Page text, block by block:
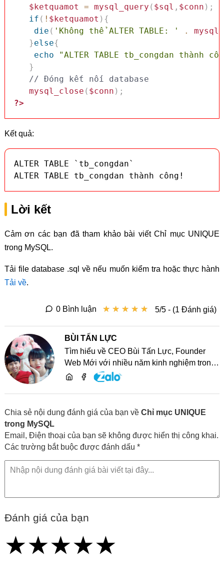
$ketquamot = mysql_query ( $sql , $conn ) ;
if ( ! $ketquamot ) {
die ( 'Không thể ALTER TABLE: ' .
}else{
echo
"ALTER TABLE tb_congdan thành
}
// Đóng kết nối database
mysql_close ( $conn ) ;
?>
Kết quả:
ALTER TABLE `tb_congdan`
ALTER TABLE tb_congdan thành công!
Lời kết
Cảm ơn các bạn đã tham khảo bài viết Chỉ mục UNIQUE
trong MySQL.
Tải file database .sql về nếu muốn kiểm tra hoặc thực hành
Tải về.
★ ★ ★ ★ ★
★ ★ ★ ★ ★ 5/5 - (1 Đánh giá)
0 Bình luận
BÙI TẤN LỰC
Tìm hiểu về CEO Bùi Tấn Lực, Founder
Web Mới với nhiều năm kinh nghiệm trong
lĩnh vực phát triển website, SEO và chia sẻ
Chia sẻ nội dung đánh giá của bạn về Chỉ mục UNIQUE
trong MySQL
Email, Điện thoại của bạn sẽ không được hiển thị công khai.
Các trường bắt buộc được đánh dấu *
Đánh giá của bạn
★
★★
★★★
★★★★
★★★★★